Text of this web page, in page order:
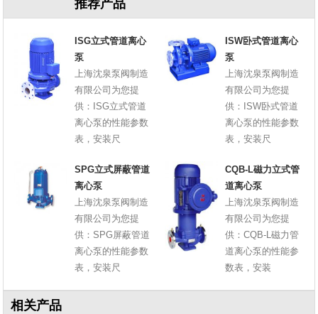
推荐产品
ISG立式管道离心
泵
上海沈泉泵阀制造
有限公司为您提
供：ISG立式管道
离心泵的性能参数
表，安装尺
ISW卧式管道离心
泵
上海沈泉泵阀制造
有限公司为您提
供：ISW卧式管道
离心泵的性能参数
表，安装尺
SPG立式屏蔽管道
离心泵
上海沈泉泵阀制造
有限公司为您提
供：SPG屏蔽管道
离心泵的性能参数
表，安装尺
CQB-L磁力立式管
道离心泵
上海沈泉泵阀制造
有限公司为您提
供：CQB-L磁力管
道离心泵的性能参
数表，安装
相关产品